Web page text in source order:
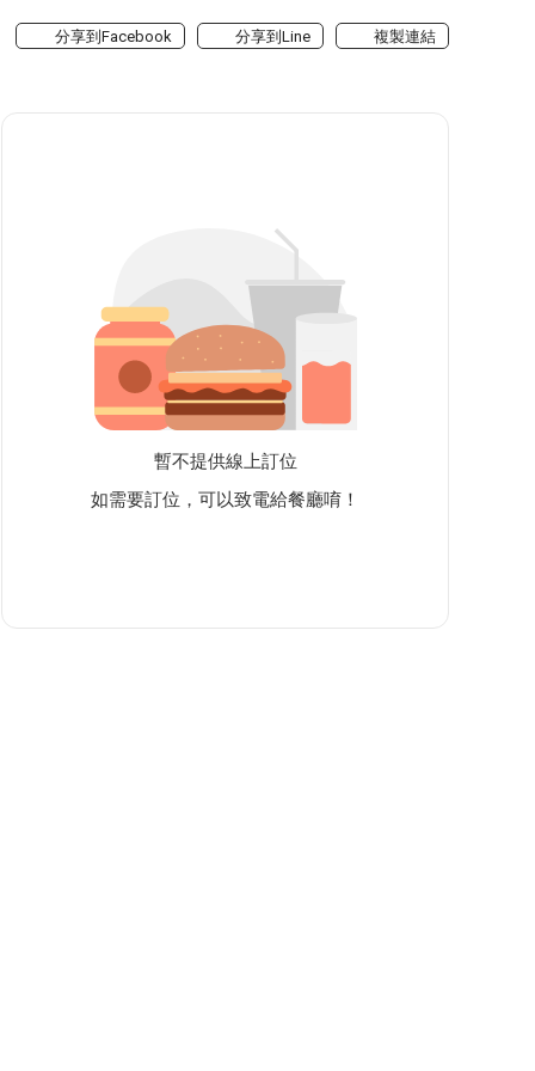
分享到Facebook 分享到Line 複製連結
暫不提供線上訂位
如需要訂位，可以致電給餐廳唷！